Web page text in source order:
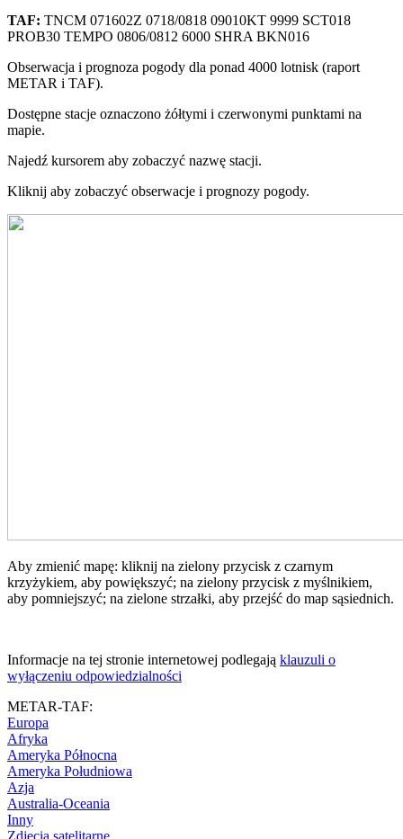
TAF: TNCM 071602Z 0718/0818 09010KT 9999 SCT018
PROB30 TEMPO 0806/0812 6000 SHRA BKN016
Obserwacja i prognoza pogody dla ponad 4000 lotnisk (raport
METAR i TAF).
Dostępne stacje oznaczono żółtymi i czerwonymi punktami na
mapie.
Najedź kursorem aby zobaczyć nazwę stacji.
Kliknij aby zobaczyć obserwacje i prognozy pogody.
Aby zmienić mapę: kliknij na zielony przycisk z czarnym
krzyżykiem, aby powiększyć; na zielony przycisk z myślnikiem,
aby pomniejszyć; na zielone strzałki, aby przejść do map sąsiednich.
Informacje na tej stronie internetowej podlegają klauzuli o
wyłączeniu odpowiedzialności
METAR-TAF:
Europa
Afryka
Ameryka Północna
Ameryka Południowa
Azja
Australia-Oceania
Inny
Zdjęcia satelitarne